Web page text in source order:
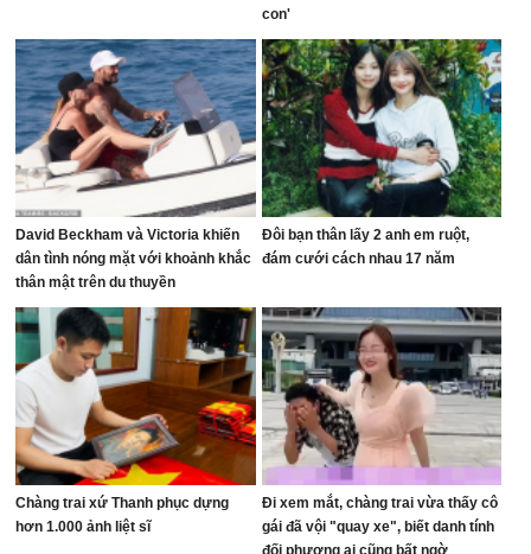
con'
David Beckham và Victoria khiến
dân tình nóng mặt với khoảnh khắc
thân mật trên du thuyền
Đôi bạn thân lấy 2 anh em ruột,
đám cưới cách nhau 17 năm
Chàng trai xứ Thanh phục dựng
hơn 1.000 ảnh liệt sĩ
Đi xem mắt, chàng trai vừa thấy cô
gái đã vội "quay xe", biết danh tính
đối phương ai cũng bất ngờ